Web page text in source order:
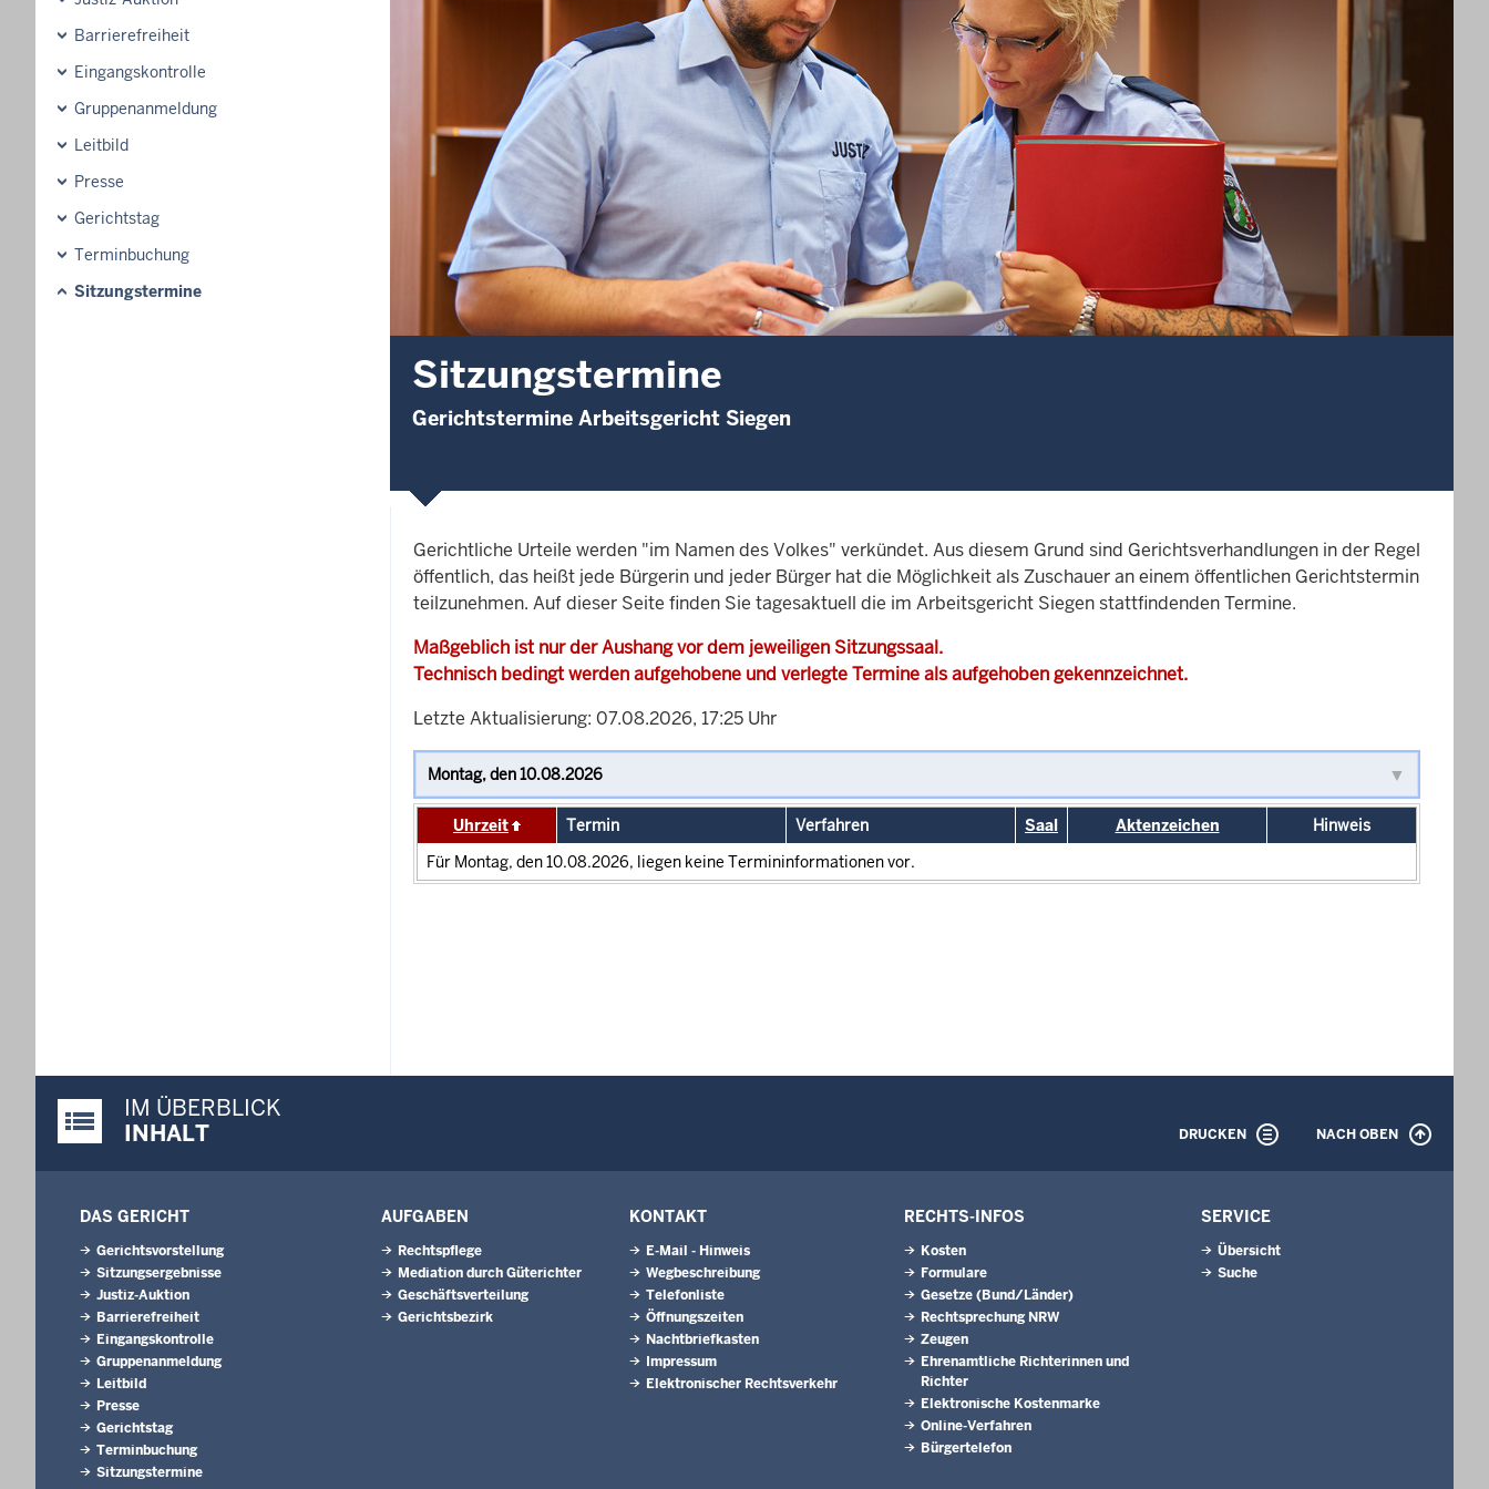
Barrierefreiheit
Eingangskontrolle
Gruppenanmeldung
Leitbild
Presse
Gerichtstag
Terminbuchung
Sitzungstermine
Sitzungstermine
Gerichtstermine Arbeitsgericht Siegen
Gerichtliche Urteile werden "im Namen des Volkes" verkündet. Aus diesem Grund sind Gerichtsverhandlungen in der Regel
öffentlich, das heißt jede Bürgerin und jeder Bürger hat die Möglichkeit als Zuschauer an einem öffentlichen Gerichtstermin
teilzunehmen. Auf dieser Seite finden Sie tagesaktuell die im Arbeitsgericht Siegen stattfindenden Termine.
Maßgeblich ist nur der Aushang vor dem jeweiligen Sitzungssaal.
Technisch bedingt werden aufgehobene und verlegte Termine als aufgehoben gekennzeichnet.
Letzte Aktualisierung: 07.08.2026, 17:25 Uhr
Uhrzeit Termin Verfahren Saal Aktenzeichen
Hinweis
Für Montag, den 10.08.2026, liegen keine Termininformationen vor.
Justiz-Portal im Überblick:
IM ÜBERBLICK
INHALT
DRUCKEN NACH OBEN
DAS GERICHT
Gerichtsvorstellung
Sitzungsergebnisse
Justiz-Auktion
Barrierefreiheit
Eingangskontrolle
Gruppenanmeldung
Leitbild
Presse
Gerichtstag
Terminbuchung
Sitzungstermine
AUFGABEN
Rechtspflege
Mediation durch Güterichter
Geschäftsverteilung
Gerichtsbezirk
KONTAKT
E-Mail - Hinweis
Wegbeschreibung
Telefonliste
Öffnungszeiten
Nachtbriefkasten
Impressum
Elektronischer Rechtsverkehr
RECHTS-INFOS
Kosten
Formulare
Gesetze (Bund/Länder)
Rechtsprechung NRW
Zeugen
Ehrenamtliche Richterinnen und
Richter
Elektronische Kostenmarke
Online-Verfahren
Bürgertelefon
SERVICE
Übersicht
Suche